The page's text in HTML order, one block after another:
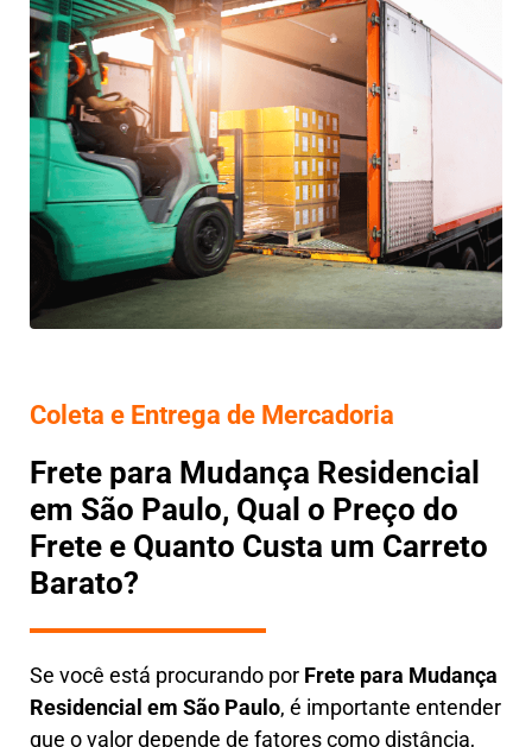
Coleta e Entrega de Mercadoria
Frete para Mudança Residencial
em São Paulo, Qual o Preço do
Frete e Quanto Custa um Carreto
Barato?
Se você está procurando por Frete para Mudança
Residencial em São Paulo, é importante entender
que o valor depende de fatores como distância,